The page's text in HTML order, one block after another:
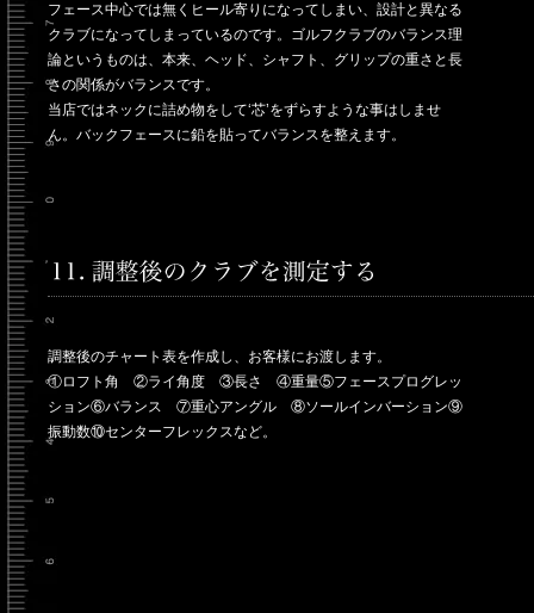
フェース中心では無くヒール寄りになってしまい、設計と異なる
クラブになってしまっているのです。ゴルフクラブのバランス理
論というものは、本来、ヘッド、シャフト、グリップの重さと長
さの関係がバランスです。
当店ではネックに詰め物をして‘芯’をずらすような事はしませ
ん。バックフェースに鉛を貼ってバランスを整えます。
調整後のチャート表を作成し、お客様にお渡します。
①ロフト角 ②ライ角度 ③長さ ④重量⑤フェースプログレッ
ション⑥バランス ⑦重心アングル ⑧ソールインバーション⑨
振動数⑩センターフレックスなど。